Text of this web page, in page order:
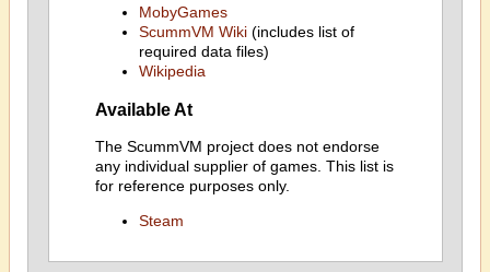
MobyGames
ScummVM Wiki(includes list of
required data files)
Wikipedia
Available At
The ScummVM project does not endorse
any individual supplier of games. This list is
for reference purposes only.
Steam